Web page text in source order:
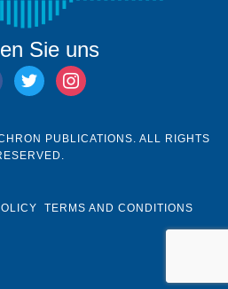
Sie uns
twitter instagram
PUBLICATIONS. ALL RIGHTS
TERMS AND CONDITIONS